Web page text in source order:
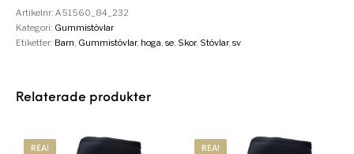
Artikelnr:A51560_84_232
Kategori: Gummistövlar
Etiketter: Barn Gummistövlar, hoga ,se Skor, Stövlar,sv
Relaterade produkter
REA! REA!